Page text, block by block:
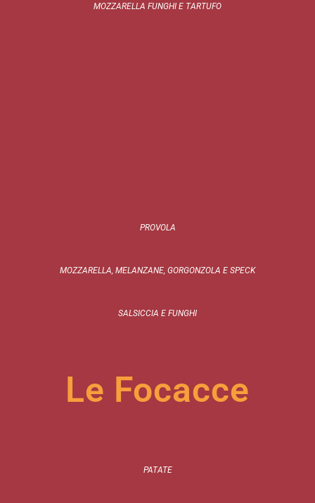
MOZZARELLA FUNGHI E TARTUFO
PROVOLA
MOZZARELLA, MELANZANE, GORGONZOLA E SPECK
SALSICCIA E FUNGHI
Le Focacce
PATATE